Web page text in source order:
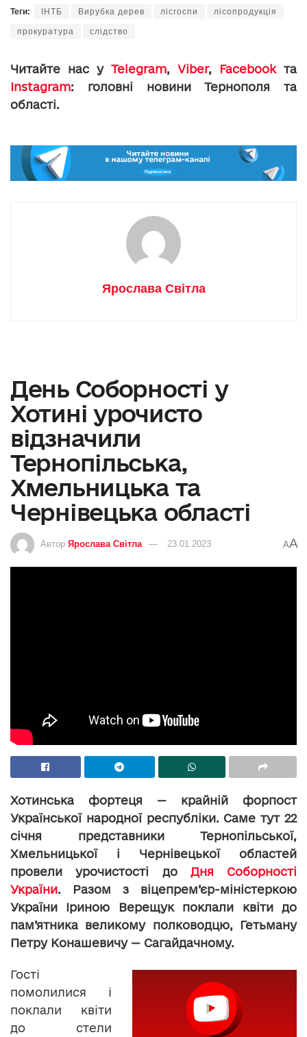
Теги: ІНТБ Вирубка дерев лісгоспи лісопродукція
прокуратура слідство
Читайте нас у Telegram, Viber, Facebookта
Instagram: головні новини Тернополя та
області.
Ярослава Світла
День Соборності у
Хотині урочисто
відзначили
Тернопільська,
Хмельницька та
Чернівецька області
Автор Ярослава Світла 23.01.2023 AA
Хотинська фортеця — крайній форпост
Української народної республіки. Саме тут 22
січня представники Тернопільської,
Хмельницької і Чернівецької областей
провели урочистості до Дня Соборності
України. Разом з віцепрем’єр-міністеркою
України Іриною Верещук поклали квіти до
пам’ятника великому полководцю, Гетьману
Петру Конашевичу — Сагайдачному.
Гості
помолилися і
поклали квіти
до стели